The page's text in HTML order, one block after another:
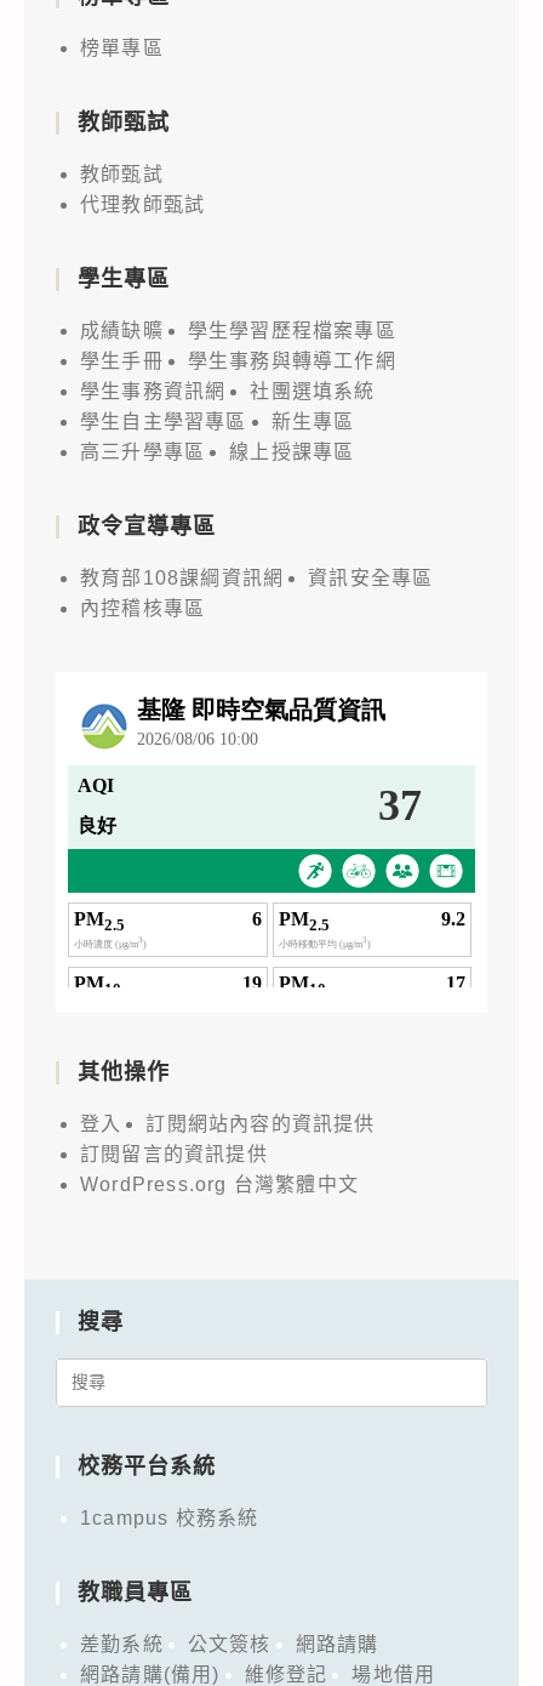
榜單專區
教師甄試
教師甄試
代理教師甄試
學生專區
成績缺曠
學生學習歷程檔案專區
學生手冊
學生事務與轉導工作網
學生事務資訊網
社團選填系統
學生自主學習專區
新生專區
高三升學專區
線上授課專區
政令宣導專區
教育部108課綱資訊網
資訊安全專區
內控稽核專區
其他操作
登入
訂閱網站內容的資訊提供
訂閱留言的資訊提供
WordPress.org 台灣繁體中文
搜尋
Search
校務平台系統
1campus 校務系統
教職員專區
差勤系統 公文簽核
網路請購
網路請購(備用)
維修登記
場地借用